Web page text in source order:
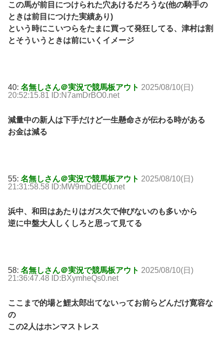
この馬が前目につけられた穴あけるだろうな(他の騎手の
ときは前目につけた実績あり)
という時にこいつらをたまに買って発狂してる、津村は割
とそういうときは前にいくイメージ
40: 名無しさん＠実況で競馬板アウト 2025/08/10(日)
20:52:15.81 ID:N7amDrBO0.net
減量中の新人は下手だけど一生懸命さが伝わる時がある
お金は減る
55: 名無しさん＠実況で競馬板アウト 2025/08/10(日)
21:31:58.58 ID:MW9mDdEC0.net
浜中、和田はあたりはガス欠で伸びないのも多いから
逆に中盤大人しくしろと思って見てる
58: 名無しさん＠実況で競馬板アウト 2025/08/10(日)
21:36:47.48 ID:BXymheQs0.net
ここまで的場と鯉太郎出てないってお前らどんだけ寛容な
の
この2人はホンマストレス